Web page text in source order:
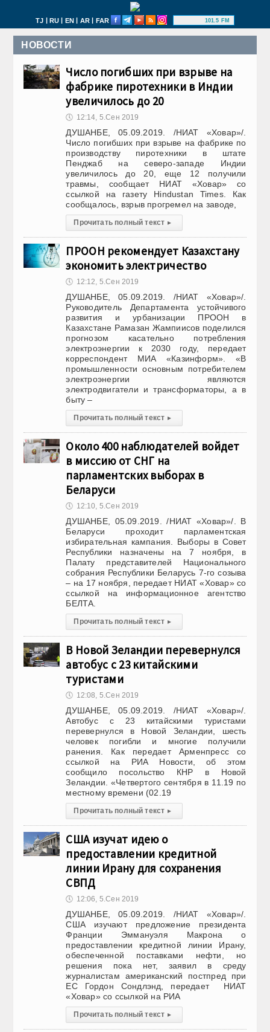
TJ | RU | EN | AR | FAR 101.5 FM
НОВОСТИ
Число погибших при взрыве на
фабрике пиротехники в Индии
увеличилось до 20
🕔 12:14, 5.Сен 2019
ДУШАНБЕ, 05.09.2019. /НИАТ «Ховар»/.
Число погибших при взрыве на фабрике по
производству пиротехники в штате
Пенджаб на северо-западе Индии
увеличилось до 20, еще 12 получили
травмы, сообщает НИАТ «Ховар» со
ссылкой на газету Hindustan Times. Как
сообщалось, взрыв прогремел на заводе,
Прочитать полный текст ▸
ПРООН рекомендует Казахстану
экономить электричество
🕔 12:12, 5.Сен 2019
ДУШАНБЕ, 05.09.2019. /НИАТ «Ховар»/.
Руководитель Департамента устойчивого
развития и урбанизации ПРООН в
Казахстане Рамазан Жампиисов поделился
прогнозом касательно потребления
электроэнергии к 2030 году, передает
корреспондент МИА «Казинформ». «В
промышленности основным потребителем
электроэнергии являются
электродвигатели и трансформаторы, а в
быту –
Прочитать полный текст ▸
Около 400 наблюдателей войдет
в миссию от СНГ на
парламентских выборах в
Беларуси
🕔 12:10, 5.Сен 2019
ДУШАНБЕ, 05.09.2019. /НИАТ «Ховар»/. В
Беларуси проходит парламентская
избирательная кампания. Выборы в Совет
Республики назначены на 7 ноября, в
Палату представителей Национального
собрания Республики Беларусь 7-го созыва
– на 17 ноября, передает НИАТ «Ховар» со
ссылкой на информационное агентство
БЕЛТА.
Прочитать полный текст ▸
В Новой Зеландии перевернулся
автобус с 23 китайскими
туристами
🕔 12:08, 5.Сен 2019
ДУШАНБЕ, 05.09.2019. /НИАТ «Ховар»/.
Автобус с 23 китайскими туристами
перевернулся в Новой Зеландии, шесть
человек погибли и многие получили
ранения. Как передает Арменпресс со
ссылкой на РИА Новости, об этом
сообщило посольство КНР в Новой
Зеландии. «Четвертого сентября в 11.19 по
местному времени (02.19
Прочитать полный текст ▸
США изучат идею о
предоставлении кредитной
линии Ирану для сохранения
СВПД
🕔 12:06, 5.Сен 2019
ДУШАНБЕ, 05.09.2019. /НИАТ «Ховар»/.
США изучают предложение президента
Франции Эммануэля Макрона о
предоставлении кредитной линии Ирану,
обеспеченной поставками нефти, но
решения пока нет, заявил в среду
журналистам американский постпред при
ЕС Гордон Сондлэнд, передает НИАТ
«Ховар» со ссылкой на РИА
Прочитать полный текст ▸